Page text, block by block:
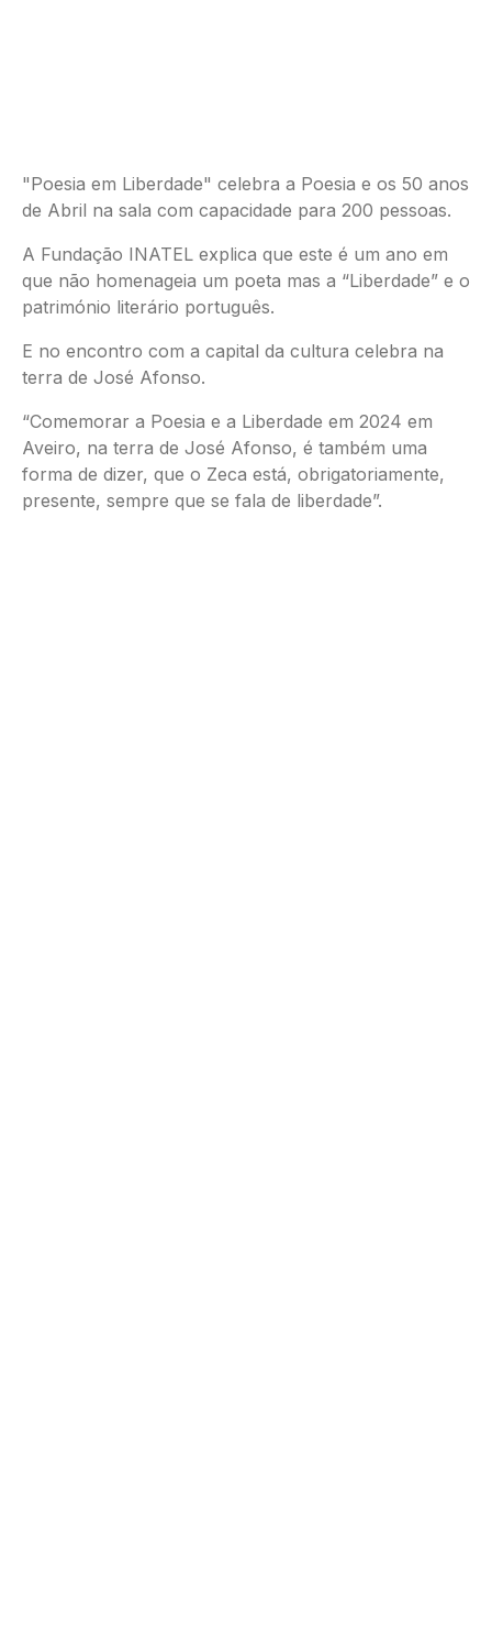
"Poesia em Liberdade" celebra a Poesia e os 50 anos
de Abril na sala com capacidade para 200 pessoas.
A Fundação INATEL explica que este é um ano em
que não homenageia um poeta mas a “Liberdade” e o
património literário português.
E no encontro com a capital da cultura celebra na
terra de José Afonso.
“Comemorar a Poesia e a Liberdade em 2024 em
Aveiro, na terra de José Afonso, é também uma
forma de dizer, que o Zeca está, obrigatoriamente,
presente, sempre que se fala de liberdade”.